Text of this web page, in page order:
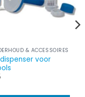
& ACCESSOIRES
voor